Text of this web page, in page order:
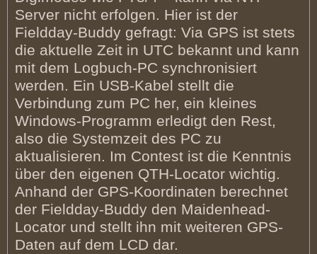
Server nicht erfolgen. Hier ist der
Fieldday-Buddy gefragt: Via GPS ist stets
die aktuelle Zeit in UTC bekannt und kann
mit dem Logbuch-PC synchronisiert
werden. Ein USB-Kabel stellt die
Verbindung zum PC her, ein kleines
Windows-Programm erledigt den Rest,
also die Systemzeit des PC zu
aktualisieren. Im Contest ist die Kenntnis
über den eigenen QTH-Locator wichtig.
Anhand der GPS-Koordinaten berechnet
der Fieldday-Buddy den Maidenhead-
Locator und stellt ihn mit weiteren GPS-
Daten auf dem LCD dar.